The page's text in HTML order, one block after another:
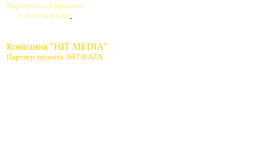
Пирамида из бокалов
с шампанским
Компания "HIT MEDIA"
Партнер проекта ART-BAZA